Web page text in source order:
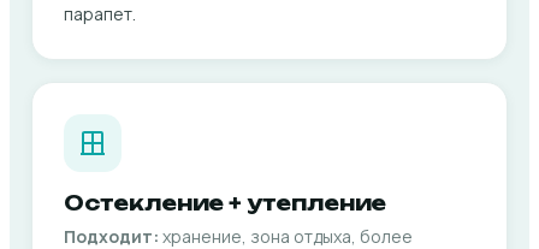
парапет.
Остекление + утепление
Подходит: хранение, зона отдыха, более